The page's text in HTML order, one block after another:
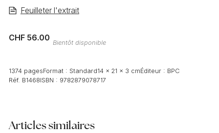
Feuilleter l'extrait
CHF 56.00
Bientôt disponible
1374 pagesFormat : Standard14 x 21 x 3 cmÉditeur : BPC
Réf. B1468ISBN : 9782879078717
Articles similaires